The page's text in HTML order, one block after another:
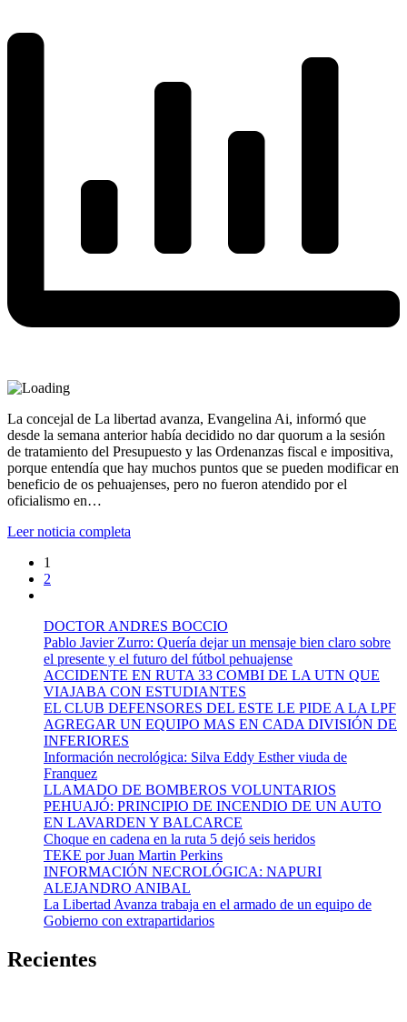
La concejal de La libertad avanza, Evangelina Ai, informó que
desde la semana anterior había decidido no dar quorum a la sesión
de tratamiento del Presupuesto y las Ordenanzas fiscal e impositiva,
porque entendía que hay muchos puntos que se pueden modificar en
beneficio de os pehuajenses, pero no fueron atendido por el
oficialismo en…
Leer noticia completa
1
2
DOCTOR ANDRES BOCCIO
Pablo Javier Zurro: Quería dejar un mensaje bien claro sobre
el presente y el futuro del fútbol pehuajense
ACCIDENTE EN RUTA 33 COMBI DE LA UTN QUE
VIAJABA CON ESTUDIANTES
EL CLUB DEFENSORES DEL ESTE LE PIDE A LA LPF
AGREGAR UN EQUIPO MAS EN CADA DIVISIÓN DE
INFERIORES
Información necrológica: Silva Eddy Esther viuda de
Franquez
LLAMADO DE BOMBEROS VOLUNTARIOS
PEHUAJÓ: PRINCIPIO DE INCENDIO DE UN AUTO
EN LAVARDEN Y BALCARCE
Choque en cadena en la ruta 5 dejó seis heridos
TEKE por Juan Martin Perkins
INFORMACIÓN NECROLÓGICA: NAPURI
ALEJANDRO ANIBAL
La Libertad Avanza trabaja en el armado de un equipo de
Gobierno con extrapartidarios
Recientes